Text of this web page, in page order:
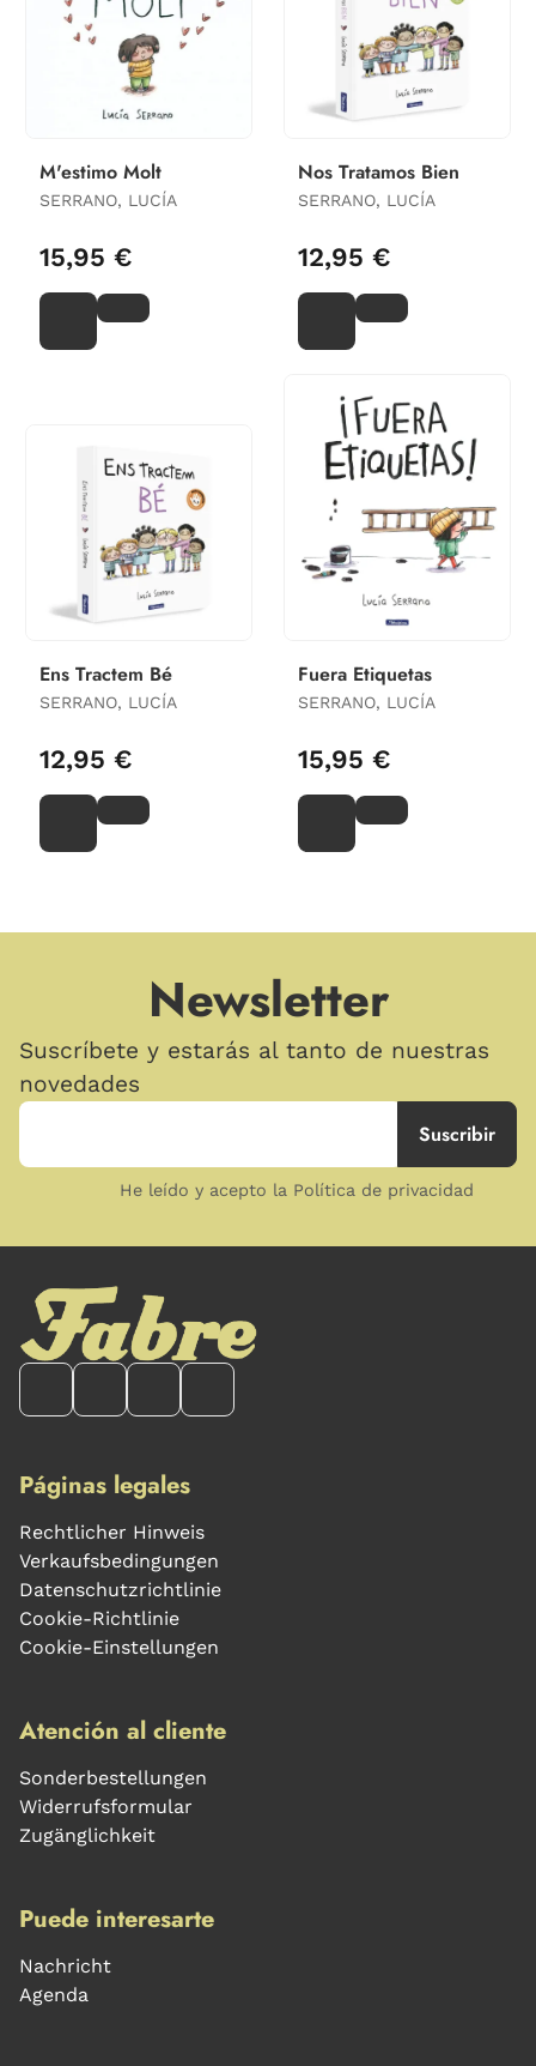
M'estimo Molt
SERRANO, LUCÍA
15,95 €
Nos Tratamos Bien
SERRANO, LUCÍA
12,95 €
Ens Tractem Bé
SERRANO, LUCÍA
12,95 €
Fuera Etiquetas
SERRANO, LUCÍA
15,95 €
Newsletter
Suscríbete y estarás al tanto de nuestras
novedades
He leído y acepto la Política de privacidad
Páginas legales
Rechtlicher Hinweis
Verkaufsbedingungen
Datenschutzrichtlinie
Cookie-Richtlinie
Cookie-Einstellungen
Atención al cliente
Sonderbestellungen
Widerrufsformular
Zugänglichkeit
Puede interesarte
Nachricht
Agenda